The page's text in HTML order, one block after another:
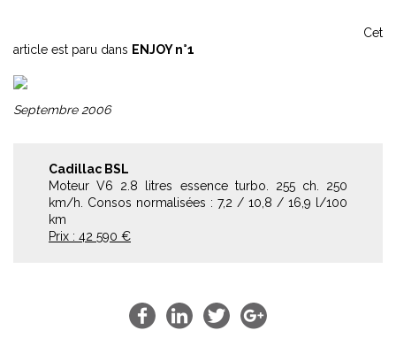
Cet
article est paru dans ENJOY n°1
Septembre 2006
Cadillac BSL
Moteur V6 2.8 litres essence turbo. 255 ch. 250
km/h. Consos normalisées : 7,2 / 10,8 / 16,9 l/100
km
Prix : 42 590 €